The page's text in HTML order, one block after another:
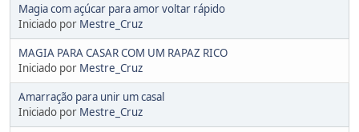
Magia com açúcar para amor voltar rápido
Iniciado por Mestre_Cruz
MAGIA PARA CASAR COM UM RAPAZ RICO
Iniciado por Mestre_Cruz
Amarração para unir um casal
Iniciado por Mestre_Cruz